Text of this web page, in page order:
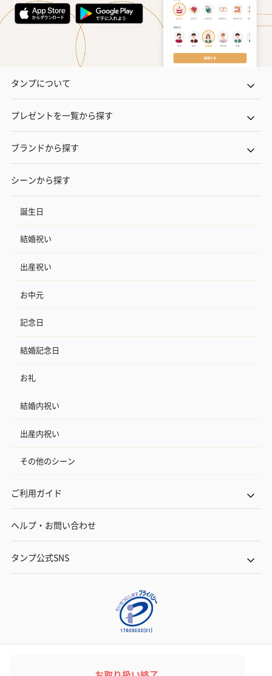
タンプについて
プレゼントを一覧から探す
ブランドから探す
シーンから探す
誕生日
結婚祝い
出産祝い
お中元
記念日
結婚記念日
お礼
結婚内祝い
出産内祝い
その他のシーン
ご利用ガイド
ヘルプ・お問い合わせ
タンプ公式SNS
Copyright© TANP Inc.